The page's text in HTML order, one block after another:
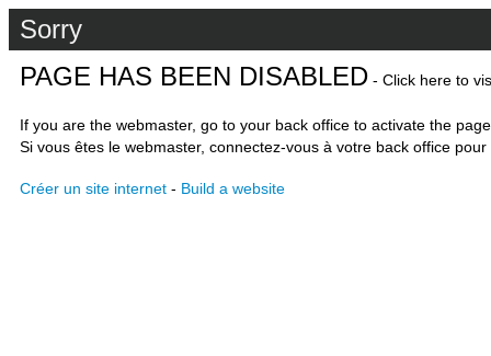
Sorry
PAGE HAS BEEN DISABLED - Click here to
If you are the webmaster, go to your back office to activate the
Si vous êtes le webmaster, connectez-vous à votre back office
Créer un site internet - Build a website